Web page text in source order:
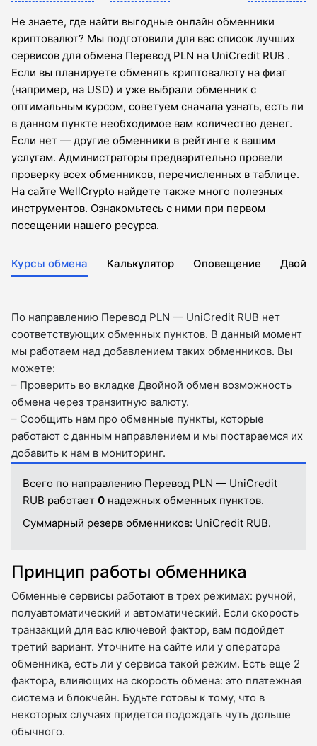
Не знаете, где найти выгодные онлайн обменники
криптовалют? Мы подготовили для вас список лучших
сервисов для обмена Перевод PLN на UniCredit RUB .
Если вы планируете обменять криптовалюту на фиат
(например, на USD) и уже выбрали обменник с
оптимальным курсом, советуем сначала узнать, есть ли
в данном пункте необходимое вам количество денег.
Если нет — другие обменники в рейтинге к вашим
услугам. Администраторы предварительно провели
проверку всех обменников, перечисленных в таблице.
На сайте WellCrypto найдете также много полезных
инструментов. Ознакомьтесь с ними при первом
посещении нашего ресурса.
Курсы обмена Калькулятор Оповещение
По направлению Перевод PLN — UniCredit RUB нет
соответствующих обменных пунктов. В данный момент
мы работаем над добавлением таких обменников. Вы
можете:
– Проверить во вкладкe Двойной обмен возможность
обмена через транзитную валюту.
– Сообщить нам про обменные пункты, которые
работают с данным направлением и мы постараемся их
добавить к нам в мониторинг.
Всего по направлению Перевод PLN — UniCredit
RUB работает 0 надежных обменных пунктов.
Суммарный резерв обменников: UniCredit RUB.
Принцип работы обменника
Обменные сервисы работают в трех режимах: ручной,
полуавтоматический и автоматический. Если скорость
транзакций для вас ключевой фактор, вам подойдет
третий вариант. Уточните на сайте или у оператора
обменника, есть ли у сервиса такой режим. Есть еще 2
фактора, влияющих на скорость обмена: это платежная
система и блокчейн. Будьте готовы к тому, что в
некоторых случаях придется подождать чуть дольше
обычного.